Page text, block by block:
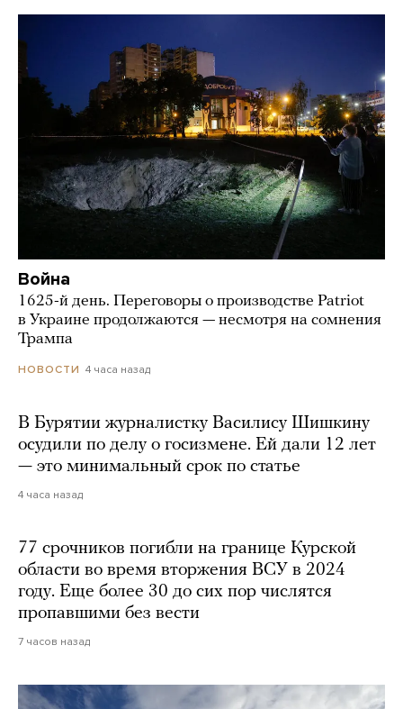
Война
1625-й день. Переговоры о производстве Patriot
в Украине продолжаются — несмотря на сомнения
Трампа
НОВОСТИ 4 часа назад
В Бурятии журналистку Василису Шишкину
осудили по делу о госизмене. Ей дали 12 лет
— это минимальный срок по статье
4 часа назад
77 срочников погибли на границе Курской
области во время вторжения ВСУ в 2024
году. Еще более 30 до сих пор числятся
пропавшими без вести
7 часов назад